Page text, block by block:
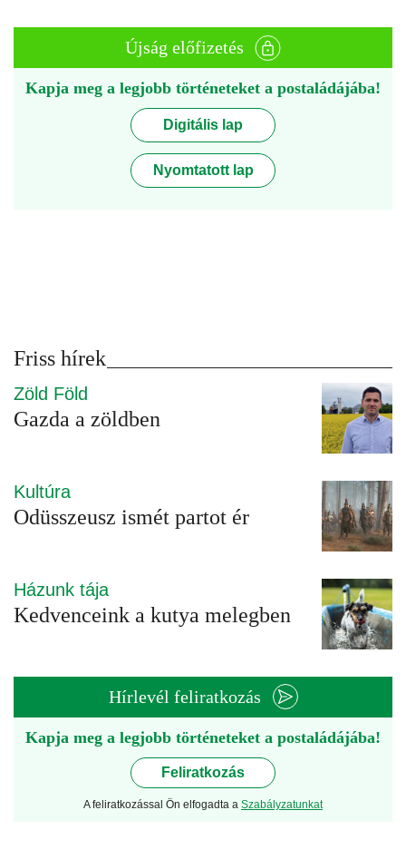
Újság előfizetés
Kapja meg a legjobb történeteket a postaládájába!
Digitális lap
Nyomtatott lap
Friss hírek
Zöld Föld
Gazda a zöldben
Kultúra
Odüsszeusz ismét partot ér
Házunk tája
Kedvenceink a kutya melegben
Hírlevél feliratkozás
Kapja meg a legjobb történeteket a postaládájába!
Feliratkozás
A feliratkozással Ön elfogadta a Szabályzatunkat